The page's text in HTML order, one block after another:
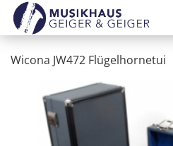
Wicona JW472 Flügelhornetui